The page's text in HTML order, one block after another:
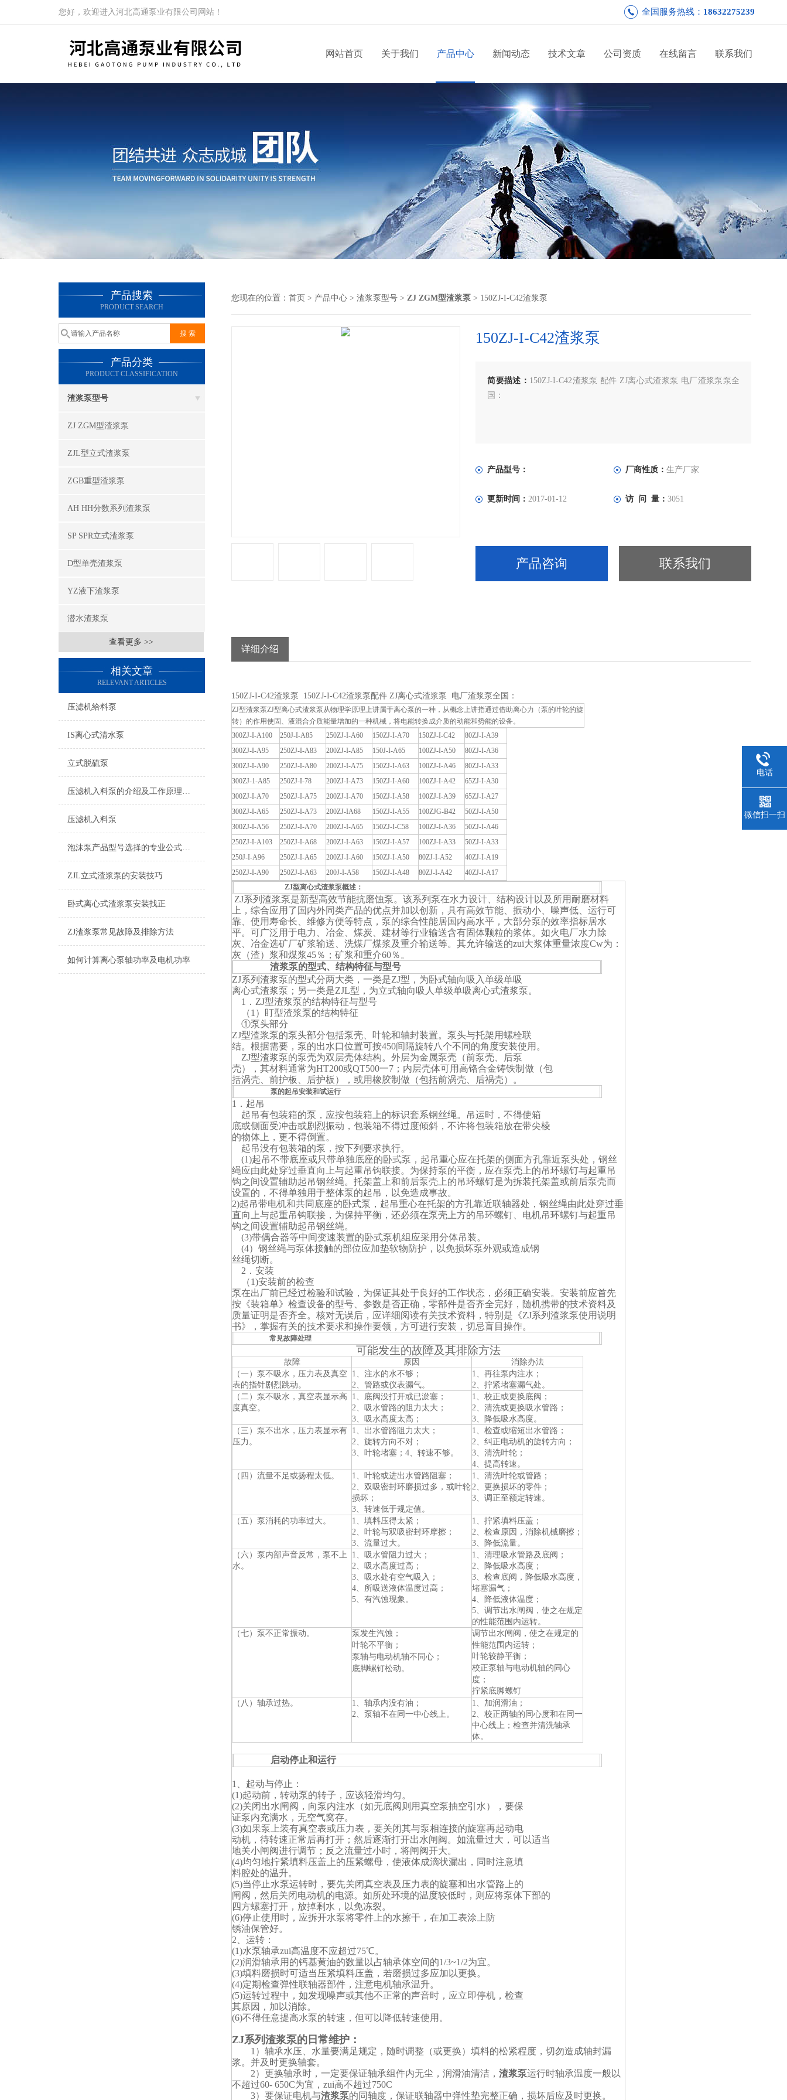
您好，欢迎进入河北高通泵业有限公司网站！ 全国服务热线： 18632275239
网站首页 关于我们 产品中心 新闻动态 技术文章 公司资质 在线留言 联系我们
产品搜索
PRODUCT SEARCH
产品分类
PRODUCT CLASSIFICATION
渣浆泵型号
ZJ ZGM型渣浆泵
ZJL型立式渣浆泵
ZGB重型渣浆泵
AH HH分数系列渣浆泵
SP SPR立式渣浆泵
D型单壳渣浆泵
YZ液下渣浆泵
潜水渣浆泵
查看更多 >>
相关文章
RELEVANT ARTICLES
压滤机给料泵
IS离心式清水泵
立式脱硫泵
压滤机入料泵的介绍及工作原理说明
压滤机入料泵
泡沫泵产品型号选择的专业公式介绍
ZJL立式渣浆泵的安装技巧
卧式离心式渣浆泵安装找正
ZJ渣浆泵常见故障及排除方法
如何计算离心泵轴功率及电机功率
您现在的位置： 首页 > 产品中心 > 渣浆泵型号 > ZJ ZGM型渣浆泵 > 150ZJ-I-C42渣浆泵
150ZJ-I-C42渣浆泵
简要描述： 150ZJ-I-C42渣浆泵 配件 ZJ离心式渣浆泵 电厂渣浆泵泵全
国：
产品型号： 厂商性质： 生产厂家
更新时间：2017-01-12 访 问 量： 3051
产品咨询 联系我们
详细介绍
150ZJ-I-C42渣浆泵 150ZJ-I-C42渣浆泵配件 ZJ离心式渣浆泵 电厂渣浆泵全国：
ZJ型渣浆泵ZJ型离心式渣浆泵从物理学原理上讲属于离心泵的一种，从概念上讲指通过借助离心力（泵的叶轮的旋
转）的作用使固、液混合介质能量增加的一种机械，将电能转换成介质的动能和势能的设备。
300ZJ-I-A100
250J-I-A85 250ZJ-I-A60 150ZJ-I-A70 150ZJ-I-C42
80ZJ-I-A39
300ZJ-I-A95
250ZJ-I-A83 200ZJ-I-A85 150J-I-A65 100ZJ-I-A50
80ZJ-I-A36
300ZJ-I-A90
250ZJ-I-A80 200ZJ-I-A75 150ZJ-I-A63 100ZJ-I-A46
80ZJ-I-A33
300ZJ-1-A85
250ZJ-I-78 200ZJ-I-A73 150ZJ-I-A60 100ZJ-I-A42
65ZJ-I-A30
300ZJ-I-A70
250ZJ-I-A75 200ZJ-I-A70 150ZJ-I-A58 100ZJ-I-A39
65ZJ-I-A27
300ZJ-I-A65
250ZJ-I-A73 200ZJ-IA68 150ZJ-I-A55 100ZJG-B42
50ZJ-I-A50
300ZJ-I-A56
250ZJ-I-A70 200ZJ-I-A65 150ZJ-I-C58 100ZJ-I-A36
50ZJ-I-A46
250ZJ-I-A103
250ZJ-I-A68 200ZJ-I-A63 150ZJ-I-A57 100ZJ-I-A33
50ZJ-I-A33
250J-I-A96
250ZJ-I-A65 200ZJ-I-A60 150ZJ-I-A50 80ZJ-I-A52
40ZJ-I-A19
250ZJ-I-A90
250ZJ-I-A63 200J-I-A58 150ZJ-I-A48 80ZJ-I-A42
40ZJ-I-A17
ZJ型离心式渣浆泵概述：
ZJ系列渣浆泵是新型高效节能抗磨蚀泵。该系列泵在水力设计、结构设计以及所用耐磨材料
上，综合应用了国内外同类产品的优点并加以创新，具有高效节能、振动小、噪声低、运行可
靠、使用寿命长、维修方便等特点，泵的综合性能居国内高水平，大部分泵的效率指标居水
平。可广泛用于电力、冶金、煤炭、建材等行业输送含有固体颗粒的浆体。如火电厂水力除
灰、冶金选矿厂矿浆输送、洗煤厂煤浆及重介输送等。其允许输送的zui大浆体重量浓度Cw为：
灰（渣）浆和煤浆45％；矿浆和重介60％。
渣浆泵的型式、结构特征与型号
ZJ系列渣浆泵的型式分两大类，一类是ZJ型，为卧式轴向吸入单级单吸
离心式渣浆泵；另一类是ZJL型，为立式轴向吸人单级单吸离心式渣浆泵。
1．ZJ型渣浆泵的结构特征与型号
（1）盯型渣浆泵的结构特征
①泵头部分
ZJ型渣浆泵的泵头部分包括泵壳、叶轮和轴封装置。泵头与托架用螺栓联
结。根据需要，泵的出水口位置可按450间隔旋转八个不同的角度安装使用。
ZJ型渣浆泵的泵壳为双层壳体结构。外层为金属泵壳（前泵壳、后泵
壳），其材料通常为HT200或QT500一7；内层壳体可用高铬合金铸铁制做（包
括涡壳、前护板、后护板），或用橡胶制做（包括前涡壳、后祸壳）。
泵的起吊安装和试运行
1．起吊
起吊有包装箱的泵，应按包装箱上的标识套系钢丝绳。吊运时，不得使箱
底或侧面受冲击或剧烈振动，包装箱不得过度倾斜，不许将包装箱放在带尖棱
的物体上，更不得倒置。
起吊没有包装箱的泵，按下列要求执行。
(1)起吊不带底座或只带单独底座的卧式泵，起吊重心应在托架的侧面方孔靠近泵头处，钢丝
绳应由此处穿过垂直向上与起重吊钩联接。为保持泵的平衡，应在泵壳上的吊环螺钉与起重吊
钩之间设置辅助起吊钢丝绳。 托架盖上和前后泵壳上的吊环螺钉是为拆装托架盖或前后泵壳而
设置的，不得单独用于整体泵的起吊，以免造成事故。
2)起吊带电机和共同底座的卧式泵，起吊重心在托架的方孔靠近联轴器处，钢丝绳由此处穿过垂
直向上与起重吊钩联接，为保持平衡，还必须在泵壳 上方的吊环螺钉、电机吊环螺钉与起重吊
钩之间设置辅助起吊钢丝绳。
(3)带偶合器等中间变速装置的卧式泵机组应采用分体吊装。
(4）钢丝绳与泵体接触的部位应加垫软物防护，以免损坏泵外观或造成钢
丝绳切断。
2．安装
（1)安装前的检查
泵在出厂前已经过检验和试验，为保证其处于良好的工作状态，必须正确安装。安装前应首先
按《装箱单》检查设备的型号、参数是否正确，零部件是否齐全完好，随机携带的技术资料及
质量证明是否齐全。核对无误后，应详细阅读有关技术资料，特别是《ZJ系列渣浆泵使用说明
书》，掌握有关的技术要求和操作要领，方可进行安装，切忌盲目操作。
常见故障处理
可能发生的故障及其排除方法
故障 原因
消除办法
（一）泵不吸水，压力表及真空
表的指针剧烈跳动。
1、注水的水不够；
2、管路或仪表漏气。
1、再往泵内注水；
2、拧紧堵塞漏气处。
（二）泵不吸水，真空表显示高
度真空。
1、底阀没打开或已淤塞；
2、吸水管路的阻力太大；
3、吸水高度太高；
1、校正或更换底阀；
2、清洗或更换吸水管路；
3、降低吸水高度。
（三）泵不出水，压力表显示有
压力。
1、出水管路阻力太大；
2、旋转方向不对；
3、叶轮堵塞；4、转速不够。
1、检查或缩短出水管路；
2、纠正电动机的旋转方向；
3、清洗叶轮；
4、提高转速。
（四）流量不足或扬程太低。
1、叶轮或进出水管路阻塞；
2、双吸密封环磨损过多，或叶轮
损坏；
3、转速低于规定值。
1、清洗叶轮或管路；
2、更换损坏的零件；
3、调正至额定转速。
（五）泵消耗的功率过大。
1、填料压得太紧；
2、叶轮与双吸密封环摩擦；
3、流量过大。
1、拧紧填料压盖；
2、检查原因，消除机械磨擦；
3、降低流量。
（六）泵内部声音反常，泵不上
水。
1、吸水管阻力过大；
2、吸水高度过高；
3、吸水处有空气吸入；
4、所吸送液体温度过高；
5、有汽蚀现象。
1、清理吸水管路及底阀；
2、降低吸水高度；
3、检查底阀，降低吸水高度，
堵塞漏气；
4、降低液体温度；
5、调节出水闸阀，使之在规定
的性能范围内运转。
（七）泵不正常振动。
泵发生汽蚀；
叶轮不平衡；
泵轴与电动机轴不同心；
底脚螺钉松动。
调节出水闸阀，使之在规定的
性能范围内运转；
叶轮较静平衡；
校正泵轴与电动机轴的同心
度；
拧紧底脚螺钉
（八）轴承过热。
1、轴承内没有油；
2、泵轴不在同一中心线上。
1、加润滑油；
2、校正两轴的同心度和在同一
中心线上；检查并清洗轴承
体。
启动停止和运行
1、起动与停止：
(1)起动前，转动泵的转子，应该轻滑均匀。
(2)关闭出水闸阀，向泵内注水（如无底阀则用真空泵抽空引水），要保
证泵内充满水，无空气窝存。
(3)如果泵上装有真空表或压力表，要关闭其与泵相连接的旋塞再起动电
动机，待转速正常后再打开；然后逐渐打开出水闸阀。如流量过大，可以适当
地关小闸阀进行调节；反之流量过小时，将闸阀开大。
(4)均匀地拧紧填料压盖上的压紧螺母，使液体成滴状漏出，同时注意填
料腔处的温升。
(5)当停止水泵运转时，要先关闭真空表及压力表的旋塞和出水管路上的
闸阀，然后关闭电动机的电源。如所处环境的温度较低时，则应将泵体下部的
四方螺塞打开，放掉剩水，以免冻裂。
(6)停止使用时，应拆开水泵将零件上的水擦干，在加工表涂上防
锈油保管好。
2、运转：
(1)水泵轴承zui高温度不应超过75℃。
(2)润滑轴承用的钙基黄油的数量以占轴承体空间的1/3~1/2为宜。
(3)填料磨损时可适当压紧填料压盖，若磨损过多应加以更换。
(4)定期检查弹性联轴器部件，注意电机轴承温升。
(5)运转过程中，如发现噪声或其他不正常的声音时，应立即停机，检查
其原因，加以消除。
(6)不得任意提高水泵的转速，但可以降低转速使用。
ZJ系列渣浆泵的日常维护：
1）轴承水压、水量要满足规定，随时调整（或更换）填料的松紧程度，切勿造成轴封漏
浆。并及时更换轴套。
2）更换轴承时，一定要保证轴承组件内无尘，润滑油清洁， 渣浆泵运行时轴承温度一般以
不超过60- 650C为宜，zui高不超过750C
3）要保证电机与渣浆泵的同轴度，保证联轴器中弹性垫完整正确，损坏后应及时更换。
电话
微信扫一扫